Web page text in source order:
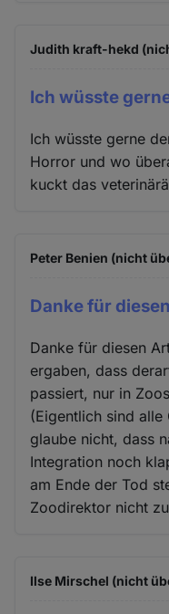
Judith kraft-hekd
Ich wüsste
Ich wüsste gerne
Horror und wo
kuckt das
Peter Benien (nicht
Danke für
Danke für diesen
ergaben, dass
passiert, nur in
(Eigentlich sind alle
glaube nicht, dass
Integration noch
am Ende der Tod
Zoodirektor nicht
Ilse Mirschel (nicht